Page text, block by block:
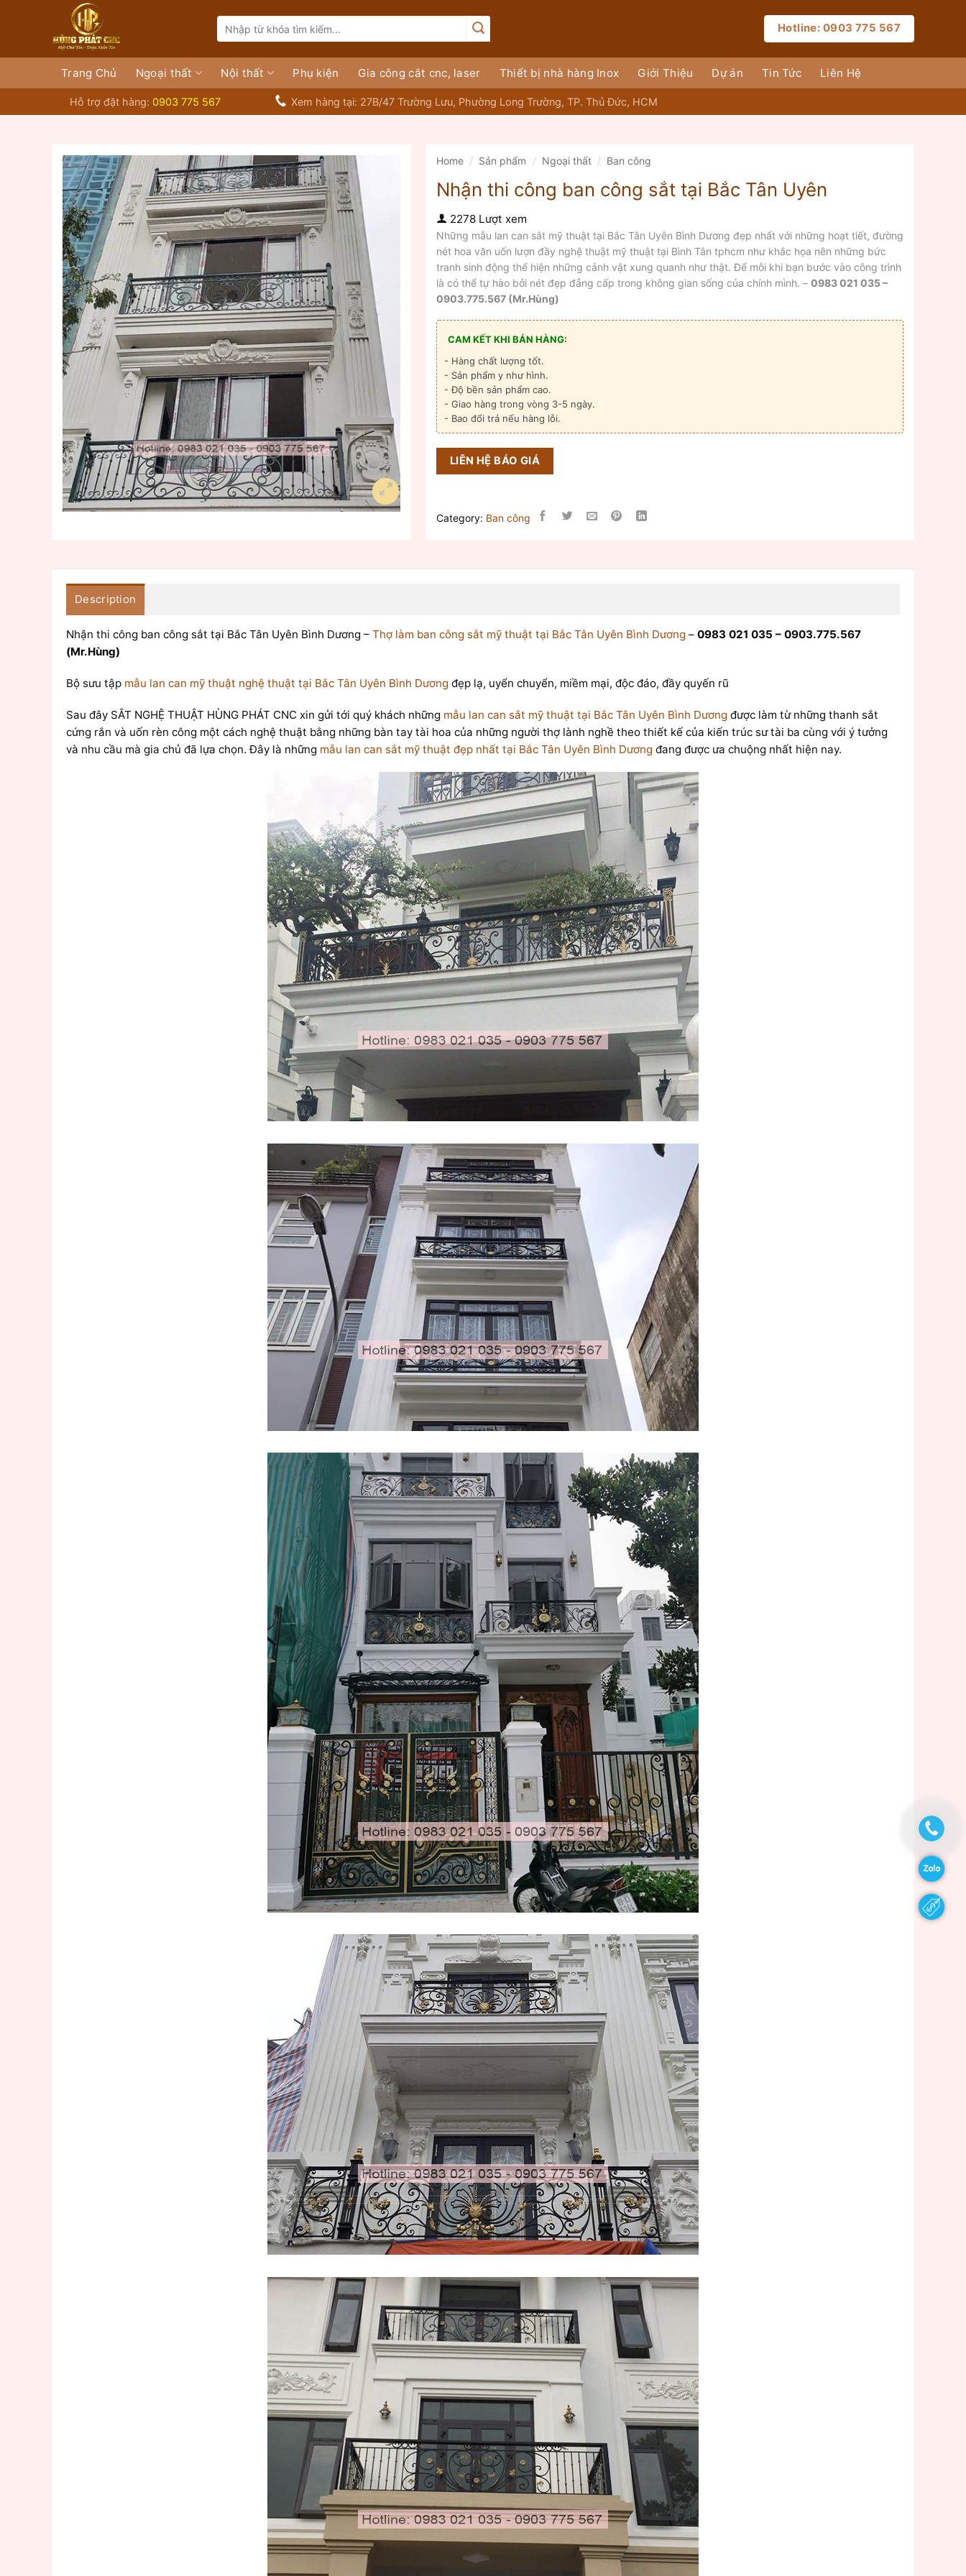
dung
for:
Hotline: 0903 775 567
Trang Chủ Ngoại thất Nội thất Phụ kiện Gia công cắt cnc, laser Thiết bị nhà hàng Inox Giới Thiệu Dự án Tin Tức Liên Hệ
Hỗ trợ đặt hàng: 0903 775 567 Xem hàng tại: 27B/47 Trường Lưu, Phường Long Trường, TP. Thủ Đức, HCM
Home / Sản phẩm / Ngoại thất / Ban công
Nhận thi công ban công sắt tại Bắc Tân Uyên
2278 Lượt xem
Những mẫu lan can sắt mỹ thuật tại Bắc Tân Uyên Bình Dương đẹp nhất với những hoạt tiết, đường
nét hoa văn uốn lượn đầy nghệ thuật mỹ thuật tại Bình Tân tphcm như khắc họa nên những bức
tranh sinh động thể hiện những cảnh vật xung quanh như thật. Để mỗi khi bạn bước vào công trình
là có thể tự hào bởi nét đẹp đẳng cấp trong không gian sống của chính mình. – 0983 021 035 –
0903.775.567 (Mr.Hùng)
CAM KẾT KHI BÁN HÀNG:
- Hàng chất lượng tốt.
- Sản phẩm y như hình.
- Độ bền sản phẩm cao.
- Giao hàng trong vòng 3-5 ngày.
- Bao đổi trả nếu hàng lỗi.
LIÊN HỆ BÁO GIÁ
Category: Ban công
Description
Nhận thi công ban công sắt tại Bắc Tân Uyên Bình Dương – Thợ làm ban công sắt mỹ thuật tại Bắc Tân Uyên Bình Dương – 0983 021 035 – 0903.775.567
(Mr.Hùng)
Bộ sưu tập mẫu lan can mỹ thuật nghệ thuật tại Bắc Tân Uyên Bình Dương đẹp lạ, uyển chuyển, miềm mại, độc đáo, đầy quyến rũ
Sau đây SẮT NGHỆ THUẬT HÙNG PHÁT CNC xin gửi tới quý khách những mẫu lan can sắt mỹ thuật tại Bắc Tân Uyên Bình Dương được làm từ những thanh sắt
cứng rắn và uốn rèn công một cách nghệ thuật bằng những bàn tay tài hoa của những người thợ lành nghề theo thiết kế của kiến trúc sư tài ba cùng với ý tưởng
và nhu cầu mà gia chủ đã lựa chọn. Đây là những mẫu lan can sắt mỹ thuật đẹp nhất tại Bắc Tân Uyên Bình Dương đang được ưa chuộng nhất hiện nay.